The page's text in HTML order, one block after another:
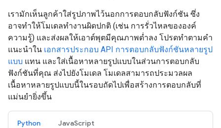
เรามักเห็นลูกค้าใส่รูปภาพไว้นอกการตอบกลับฟังก์ชัน ซึ่ง
อาจทำให้โมเดลทำงานผิดปกติ (เช่น การรั่วไหลขององค์
ความรู้) และส่งผลให้เอาต์พุตมีคุณภาพต่ำลง โปรดทำตามคำ
แนะนำใน เอกสารประกอบ API การตอบกลับฟังก์ชันหลายรูป
แบบ แทน และใส่เนื้อหาหลายรูปแบบในส่วนการตอบกลับ
ฟังก์ชันที่คุณ ส่งไปยังโมเดล โมเดลสามารถประมวลผล
เนื้อหาหลายรูปแบบนี้ในรอบถัดไปเพื่อสร้างการตอบกลับที่
แม่นยำยิ่งขึ้น
Python JavaScript